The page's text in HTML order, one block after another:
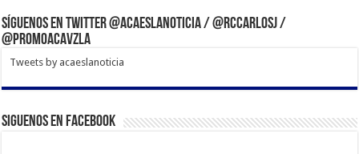
Síguenos en Twitter @acaeslanoticia / @rccarlosj /
@PromoACAVzla
Tweets by acaeslanoticia
Siguenos en Facebook